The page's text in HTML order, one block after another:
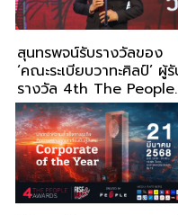
สุนทรพจน์รับรางวัลของ
‘คณะระเบียบวาทะศิลป์’ ผู้
รางวัล 4th The People
Awards 2025